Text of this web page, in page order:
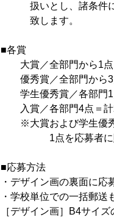
扱いとし、諸条件に
致します。
■各賞
大賞／全部門から1点
優秀賞／全部門から3
学生優秀賞／各部門1
入賞／各部門4点＝計
※大賞および学生優秀
1点を応募者に贈
■応募方法
・デザイン画の裏面に応
・学校単位での一括郵送
［デザイン画］B4サイ